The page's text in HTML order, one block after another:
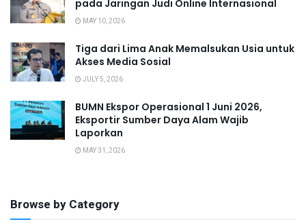
pada Jaringan Judi Online Internasional
MAY 10, 2026
Tiga dari Lima Anak Memalsukan Usia untuk
Akses Media Sosial
JULY 5, 2026
BUMN Ekspor Operasional 1 Juni 2026,
Eksportir Sumber Daya Alam Wajib
Laporkan
MAY 31, 2026
Browse by Category